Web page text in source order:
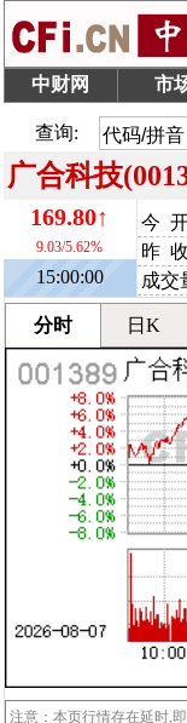
中财网 市
查询:
广合科技
169.80↑
9.03/5.62%
15:00:00
今
昨
成交
分时 日K
注意：本页行情存在延时,